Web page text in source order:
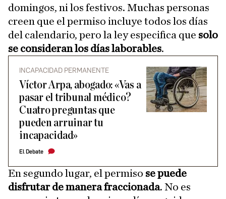
domingos, ni los festivos. Muchas personas
creen que el permiso incluye todos los días
del calendario, pero la ley especifica que solo
se consideran los días laborables.
INCAPACIDAD PERMANENTE
Víctor Arpa, abogado: «Vas a
pasar el tribunal médico?
Cuatro preguntas que
pueden arruinar tu
incapacidad»
El Debate
En segundo lugar, el permiso se puede
disfrutar de manera fraccionada. No es